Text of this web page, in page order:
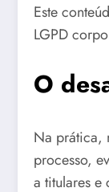
Este
LGPD
O
Na prática,
processo,
a titulares